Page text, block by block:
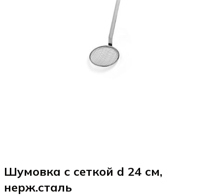
Шумовка с сеткой d 24 см,
нерж.сталь